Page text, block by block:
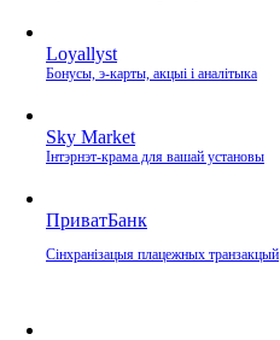
Loyallyst
Бонусы, э‑карты, акцыі і аналітыка
Sky Market
Інтэрнэт‑крама для вашай установы
ПриватБанк
Сінхранізацыя плацежных транзакцый